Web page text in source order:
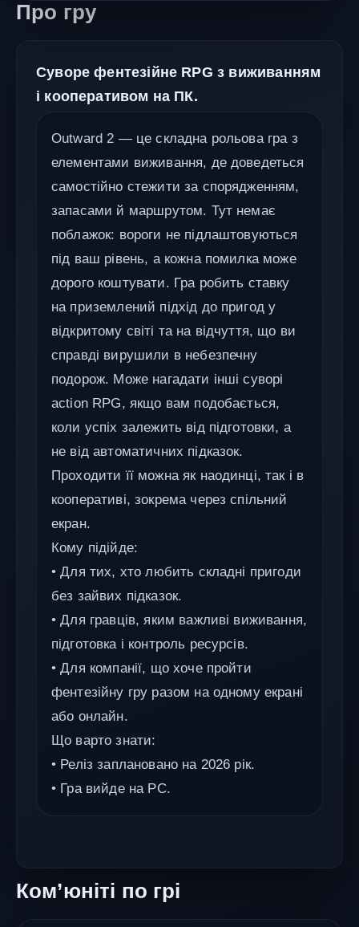
Про гру
Суворе фентезійне RPG з виживанням
і кооперативом на ПК.
Outward 2 — це складна рольова гра з
елементами виживання, де доведеться
самостійно стежити за спорядженням,
запасами й маршрутом. Тут немає
поблажок: вороги не підлаштовуються
під ваш рівень, а кожна помилка може
дорого коштувати. Гра робить ставку
на приземлений підхід до пригод у
відкритому світі та на відчуття, що ви
справді вирушили в небезпечну
подорож. Може нагадати інші суворі
action RPG, якщо вам подобається,
коли успіх залежить від підготовки, а
не від автоматичних підказок.
Проходити її можна як наодинці, так і в
кооперативі, зокрема через спільний
екран.
Кому підійде:
• Для тих, хто любить складні пригоди
без зайвих підказок.
• Для гравців, яким важливі виживання,
підготовка і контроль ресурсів.
• Для компанії, що хоче пройти
фентезійну гру разом на одному екрані
або онлайн.
Що варто знати:
• Реліз заплановано на 2026 рік.
• Гра вийде на PC.
Ком’юніті по грі